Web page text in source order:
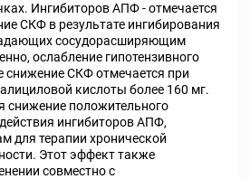
Ингибиторов АПФ - отмечается
СКФ в результате ингибирования
сосудорасширяющим
ослабление гипотензивного
снижение СКФ отмечается при
кислоты более 160 мг.
снижение положительного
ингибиторов АПФ,
для терапии хронической
Этот эффект также
совместно с